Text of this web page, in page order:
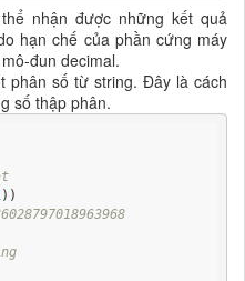
nhận được những kết quả
hạn chế của phần cứng máy
đun decimal.
phân số từ string. Đây là cách
số thập phân.